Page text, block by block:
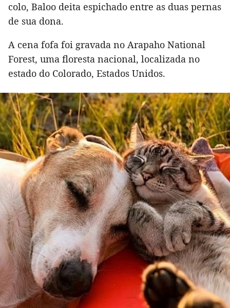
colo, Baloo deita espichado entre as duas pernas
de sua dona.
A cena fofa foi gravada no Arapaho National
Forest, uma floresta nacional, localizada no
estado do Colorado, Estados Unidos.